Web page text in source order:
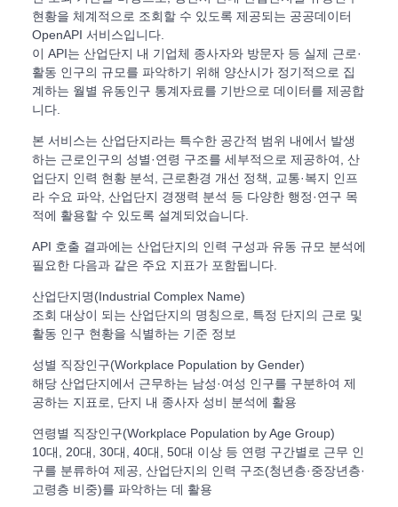
현황을 체계적으로 조회할 수 있도록 제공되는 공공데이터
OpenAPI 서비스입니다.
이 API는 산업단지 내 기업체 종사자와 방문자 등 실제 근로·
활동 인구의 규모를 파악하기 위해 양산시가 정기적으로 집
계하는 월별 유동인구 통계자료를 기반으로 데이터를 제공합
니다.
본 서비스는 산업단지라는 특수한 공간적 범위 내에서 발생
하는 근로인구의 성별·연령 구조를 세부적으로 제공하여, 산
업단지 인력 현황 분석, 근로환경 개선 정책, 교통·복지 인프
라 수요 파악, 산업단지 경쟁력 분석 등 다양한 행정·연구 목
적에 활용할 수 있도록 설계되었습니다.
API 호출 결과에는 산업단지의 인력 구성과 유동 규모 분석에
필요한 다음과 같은 주요 지표가 포함됩니다.
산업단지명(Industrial Complex Name)
조회 대상이 되는 산업단지의 명칭으로, 특정 단지의 근로 및
활동 인구 현황을 식별하는 기준 정보
성별 직장인구(Workplace Population by Gender)
해당 산업단지에서 근무하는 남성·여성 인구를 구분하여 제
공하는 지표로, 단지 내 종사자 성비 분석에 활용
연령별 직장인구(Workplace Population by Age Group)
10대, 20대, 30대, 40대, 50대 이상 등 연령 구간별로 근무 인
구를 분류하여 제공, 산업단지의 인력 구조(청년층·중장년층·
고령층 비중)를 파악하는 데 활용